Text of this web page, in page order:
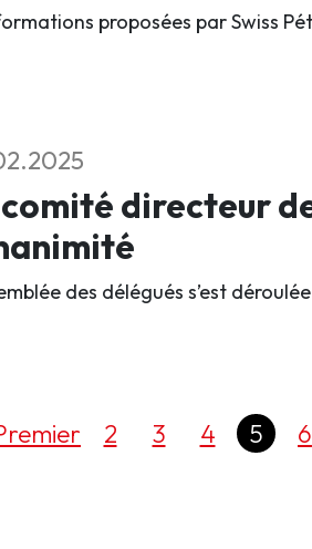
proposées par Swiss
directeur
des délégués s’est
2 3 4 5 6